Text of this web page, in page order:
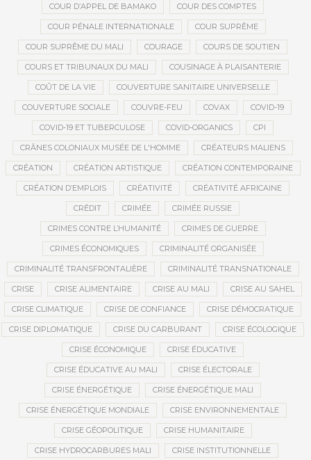
COUR D’APPEL DE BAMAKO COUR DES COMPTES
COUR PÉNALE INTERNATIONALE COUR SUPRÊME
COUR SUPRÊME DU MALI COURAGE COURS DE SOUTIEN
COURS ET TRIBUNAUX DU MALI COUSINAGE À PLAISANTERIE
COÛT DE LA VIE COUVERTURE SANITAIRE UNIVERSELLE
COUVERTURE SOCIALE COUVRE-FEU COVAX COVID-19
COVID-19 ET TUBERCULOSE COVID-ORGANICS CPI
CRÂNES COLONIAUX MUSÉE DE L'HOMME CRÉATEURS MALIENS
CRÉATION CRÉATION ARTISTIQUE CRÉATION CONTEMPORAINE
CRÉATION D’EMPLOIS CRÉATIVITÉ CRÉATIVITÉ AFRICAINE
CRÉDIT CRIMÉE CRIMÉE RUSSIE
CRIMES CONTRE L’HUMANITÉ CRIMES DE GUERRE
CRIMES ÉCONOMIQUES CRIMINALITÉ ORGANISÉE
CRIMINALITÉ TRANSFRONTALIÈRE CRIMINALITÉ TRANSNATIONALE
CRISE CRISE ALIMENTAIRE CRISE AU MALI CRISE AU SAHEL
CRISE CLIMATIQUE CRISE DE CONFIANCE CRISE DÉMOCRATIQUE
CRISE DIPLOMATIQUE CRISE DU CARBURANT CRISE ÉCOLOGIQUE
CRISE ÉCONOMIQUE CRISE ÉDUCATIVE
CRISE ÉDUCATIVE AU MALI CRISE ÉLECTORALE
CRISE ÉNERGÉTIQUE CRISE ÉNERGÉTIQUE MALI
CRISE ÉNERGÉTIQUE MONDIALE CRISE ENVIRONNEMENTALE
CRISE GÉOPOLITIQUE CRISE HUMANITAIRE
CRISE HYDROCARBURES MALI CRISE INSTITUTIONNELLE